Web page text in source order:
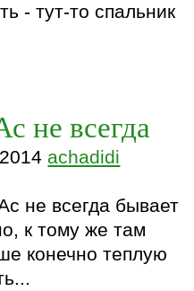
- тут-то спальник
не всегда
achadidi
не всегда бывает
к тому же там
конечно теплую